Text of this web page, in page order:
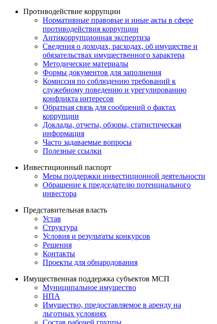
Противодействие коррупции
Нормативные правовые и иные акты в сфере
противодействия коррупции
Антикоррупционная экспертиза
Сведения о доходах, расходах, об имуществе и
обязательствах имущественного характера
Методические материалы
Формы документов для заполнения
Комиссия по соблюдению требований к
служебному поведению и урегулированию
конфликта интересов
Обратная связь для сообщений о фактах
коррупции
Доклады, отчеты, обзоры, статистическая
информация
Часто задаваемые вопросы
Полезные ссылки
Инвестиционный паспорт
Меры поддержки инвестиционной деятельности
Обращение к председателю потенциального
инвестора
Представительная власть
Устав
Структура
Условия и результаты конкурсов
Решения
Контакты
Проекты для обнародования
Имущественная поддержка субъектов МСП
Муниципальное имущество
НПА
Имущество, предоставляемое в аренду на
льготных условиях